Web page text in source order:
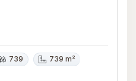
739 739 m²